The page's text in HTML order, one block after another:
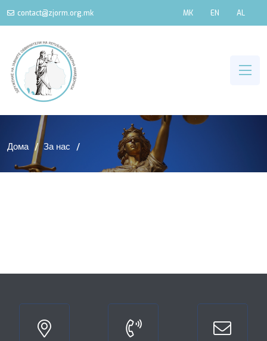
contact@zjorm.org.mk MK EN AL
Дома За нас